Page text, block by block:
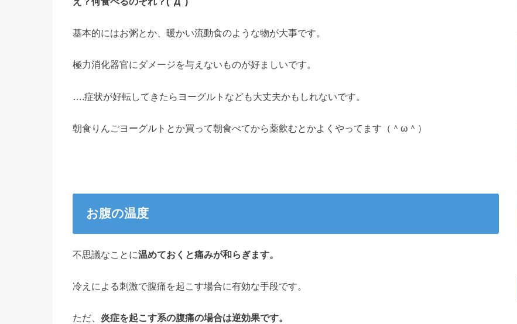
基本的にはお粥とか、暖かい流動食のような物が大事です。
極力消化器官にダメージを与えないものが好ましいです。
….症状が好転してきたらヨーグルトなども大丈夫かもしれないです。
朝食りんごヨーグルトとか買って朝食べてから薬飲むとかよくやってます（＾ω＾）
お腹の温度
不思議なことに温めておくと痛みが和らぎます。
冷えによる刺激で腹痛を起こす場合に有効な手段です。
ただ、 炎症を起こす系の腹痛の場合は逆効果です。